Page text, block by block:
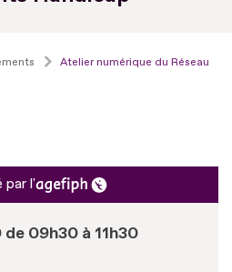
Atelier numérique du Réseau
par l'
09h30 à 11h30